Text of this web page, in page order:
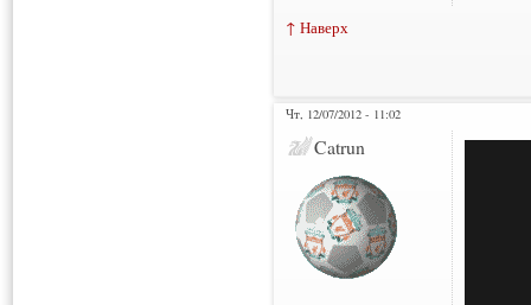
↑ Наверх
Чт, 12/07/2012 - 11:02
Catrun